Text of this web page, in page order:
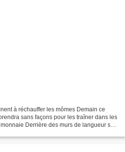
à réchauffer les mômes Demain ce
sans façons pour les traîner dans les
Derrière des murs de langueur si